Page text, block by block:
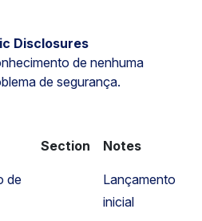
Disclosures
de nenhuma
de segurança.
Section Notes
de
Lançamento
inicial